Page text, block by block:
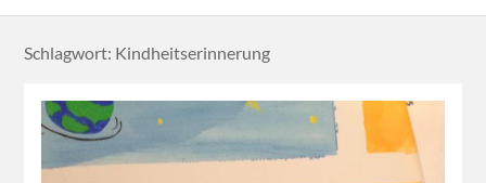
Schlagwort: Kindheitserinnerung